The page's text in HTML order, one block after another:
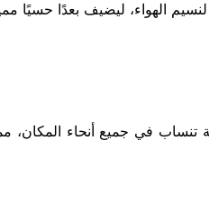
الهواء، ليضيف بعدًا حسيًا
تنساب في جميع أنحاء المكان،